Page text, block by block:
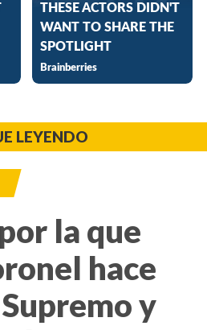
LEYENDO
la que
hace
y